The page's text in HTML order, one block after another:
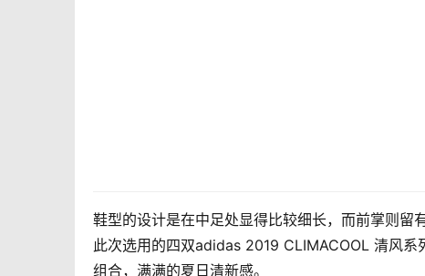
鞋型的设计是在中足处显得比较细长，而前掌则留
此次选用的四双adidas 2019 CLIMACOOL 清风
组合，满满的夏日清新感。